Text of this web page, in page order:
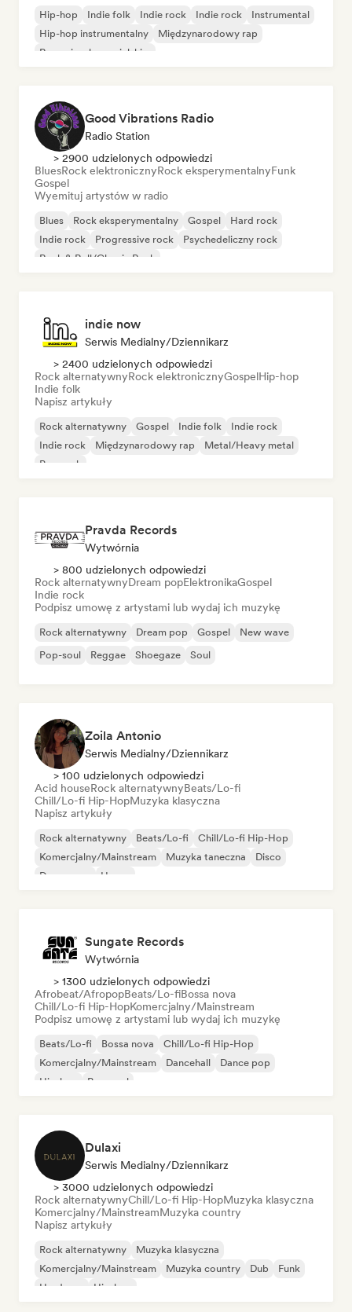
Hip-hop Indie folk Indie rock Indie rock
Instrumental
Hip-hop instrumentalny
Międzynarodowy rap
Rap w języku angielskim
Good Vibrations Radio
Radio Station
> 2900 udzielonych odpowiedzi
BluesRock elektronicznyRock eksperymentalnyFunk
Gospel
Wyemituj artystów w radio
Blues Rock eksperymentalny Gospel
Hard rock
Indie rock
Progressive rock
Psychedeliczny rock
Rock & Roll/Classic Rock
indie now
Serwis Medialny/Dziennikarz
> 2400 udzielonych odpowiedzi
Rock alternatywnyRock elektronicznyGospelHip-hop
Indie folk
Napisz artykuły
Rock alternatywny Gospel Indie folk
Indie rock
Indie rock
Międzynarodowy rap
Metal/Heavy metal
Pop rock
Pravda Records
Wytwórnia
> 800 udzielonych odpowiedzi
Rock alternatywnyDream popElektronikaGospel
Indie rock
Podpisz umowę z artystami lub wydaj ich muzykę
Rock alternatywny Dream pop Gospel
New wave
Pop-soul
Reggae Shoegaze Soul
Zoila Antonio
Serwis Medialny/Dziennikarz
> 100 udzielonych odpowiedzi
Acid houseRock alternatywnyBeats/Lo-fi
Chill/Lo-fi Hip-HopMuzyka klasyczna
Napisz artykuły
Rock alternatywny Beats/Lo-fi
Chill/Lo-fi Hip-Hop
Komercjalny/Mainstream
Muzyka taneczna
Disco
Dream pop
House
Sungate Records
Wytwórnia
> 1300 udzielonych odpowiedzi
Afrobeat/AfropopBeats/Lo-fiBossa nova
Chill/Lo-fi Hip-HopKomercjalny/Mainstream
Podpisz umowę z artystami lub wydaj ich muzykę
Beats/Lo-fi Bossa nova
Chill/Lo-fi Hip-Hop
Komercjalny/Mainstream
Dancehall
Dance pop
Hip-hop
Pop-soul
Dulaxi
Serwis Medialny/Dziennikarz
> 3000 udzielonych odpowiedzi
Rock alternatywnyChill/Lo-fi Hip-HopMuzyka klasyczna
Komercjalny/MainstreamMuzyka country
Napisz artykuły
Rock alternatywny
Muzyka klasyczna
Komercjalny/Mainstream
Muzyka country Dub
Funk
Hardcore
Hip-hop